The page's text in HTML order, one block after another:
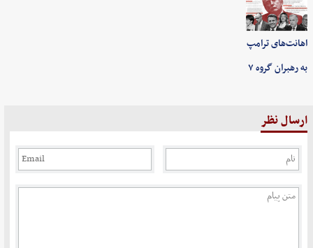
اهانت‌های ترامپ
به رهبران گروه ۷
ارسال نظر